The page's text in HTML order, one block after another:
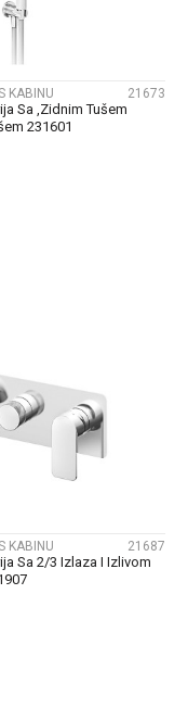
KABINU 21673
Sa ,Zidnim Tušem
231601
KABINU 21687
Sa 2/3 Izlaza I Izlivom